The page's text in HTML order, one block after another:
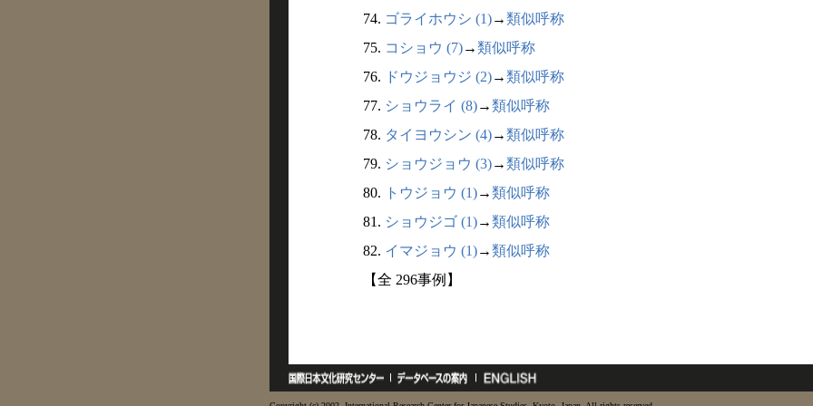
74. ゴライホウシ (1)→類似呼称
75. コショウ (7)→類似呼称
76. ドウジョウジ (2)→類似呼称
77. ショウライ (8)→類似呼称
78. タイヨウシン (4)→類似呼称
79. ショウジョウ (3)→類似呼称
80.
トウジョウ (1)→類似呼称
81. ショウジゴ (1)→類似呼称
82. イマジョウ (1)→類似呼称
【全 296事例】